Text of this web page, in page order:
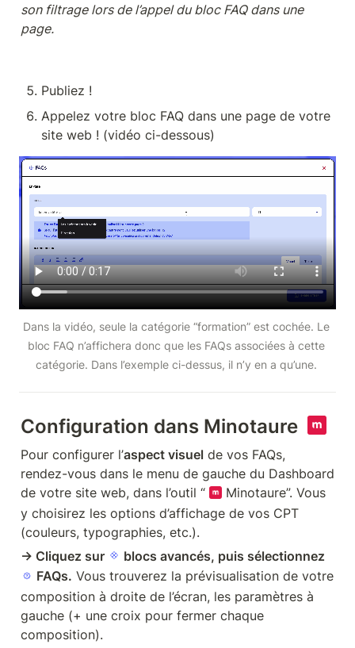
son filtrage lors de l’appel du bloc FAQ dans une
page.
Publiez !
Appelez votre bloc FAQ dans une page de votre
site web ! (vidéo ci-dessous)
Dans la vidéo, seule la catégorie “formation” est cochée. Le
bloc FAQ n’affichera donc que les FAQs associées à cette
catégorie. Dans l’exemple ci-dessus, il n’y en a qu’une.
Configuration dans Minotaure
Pour configurer l’aspect visuel de vos FAQs,
rendez-vous dans le menu de gauche du Dashboard
de votre site web, dans l’outil “
Minotaure”. Vous
y choisirez les options d’affichage de vos CPT
(couleurs, typographies, etc.).
→ Cliquez sur
blocs avancés, puis sélectionnez
FAQs. Vous trouverez la prévisualisation de votre
composition à droite de l’écran, les paramètres à
gauche (+ une croix pour fermer chaque
composition).